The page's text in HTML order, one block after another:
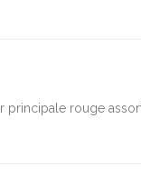
rouge